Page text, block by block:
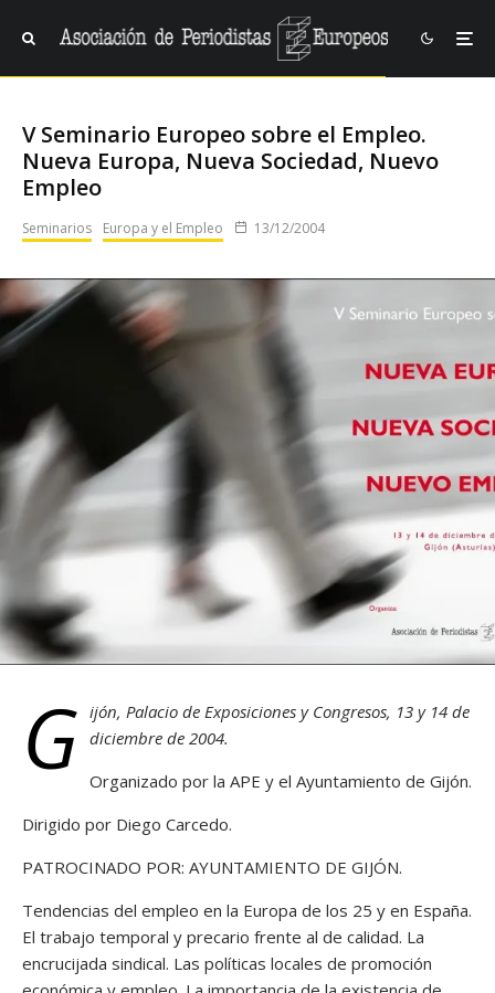
V Seminario Europeo sobre el Empleo.
Nueva Europa, Nueva Sociedad, Nuevo
Empleo
Seminarios Europa y el Empleo 13/12/2004
G ijón, Palacio de Exposiciones y Congresos, 13 y 14 de
diciembre de 2004.
Organizado por la APE y el Ayuntamiento de Gijón.
Dirigido por Diego Carcedo.
PATROCINADO POR: AYUNTAMIENTO DE GIJÓN.
Tendencias del empleo en la Europa de los 25 y en España.
El trabajo temporal y precario frente al de calidad. La
encrucijada sindical. Las políticas locales de promoción